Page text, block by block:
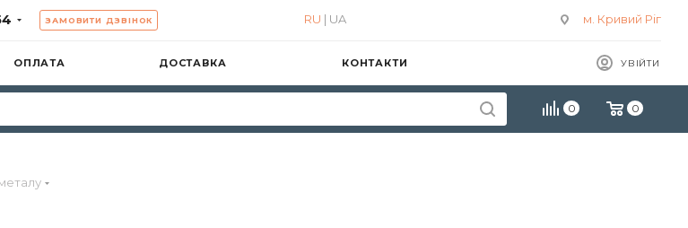
ЗАМОВИТИ ДЗВІНОК м. Кривий Ріг
RU | UA
УВІЙТИ
ОПЛАТА ДОСТАВКА КОНТАКТИ
0 0